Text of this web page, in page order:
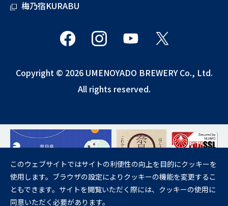
梅乃宿KURABU
Copyright © 2026 UMENOYADO BREWERY Co., Ltd.
All rights reserved.
飲酒は20歳になってから。
妊娠中や授乳期の飲酒は、胎児・乳児の発育に悪影響を与えるおそれが
あります。
このウェブサイトではサイトの利便性の向上を目的にクッキーを
使用します。ブラウザの設定によりクッキーの機能を変更するこ
ともできます。サイトを閲覧いただく際には、クッキーの使用に
同意いただく必要があります。